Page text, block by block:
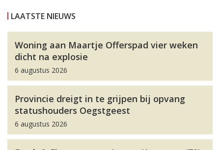
LAATSTE NIEUWS
Woning aan Maartje Offerspad vier weken
dicht na explosie
6 augustus 2026
Provincie dreigt in te grijpen bij opvang
statushouders Oegstgeest
6 augustus 2026